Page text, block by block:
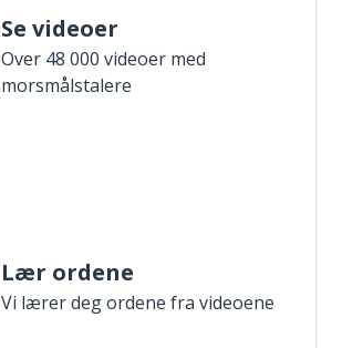
Se videoer
Over 48 000 videoer med
morsmålstalere
Lær ordene
Vi lærer deg ordene fra videoene